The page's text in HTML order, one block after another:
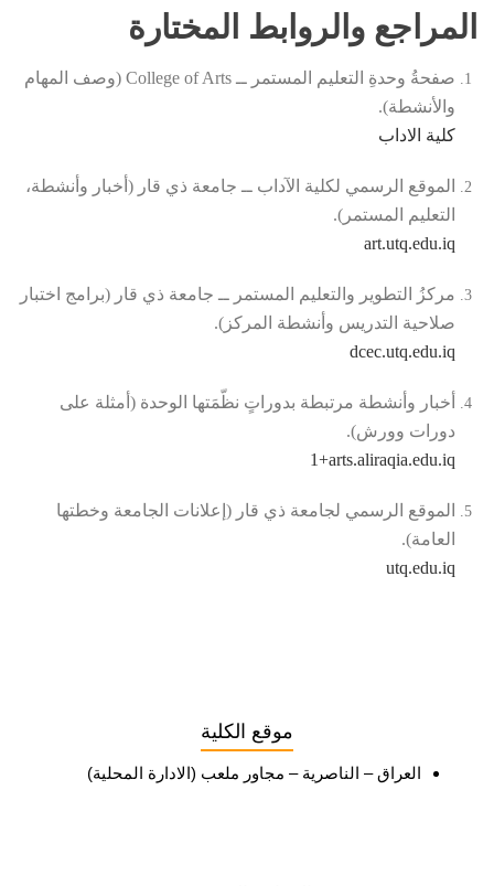
المراجع والروابط المختارة
صفحةُ وحدةِ التعليم المستمر ــ College of Arts (وصف المهام
والأنشطة).
كلية الاداب
الموقع الرسمي لكلية الآداب ــ جامعة ذي قار (أخبار وأنشطة،
التعليم المستمر).
art.utq.edu.iq
مركزُ التطوير والتعليم المستمر ــ جامعة ذي قار (برامج اختبار
صلاحية التدريس وأنشطة المركز).
dcec.utq.edu.iq
أخبار وأنشطة مرتبطة بدوراتٍ نظّمَتها الوحدة (أمثلة على
دورات وورش).
arts.aliraqia.edu.iq
+1
الموقع الرسمي لجامعة ذي قار (إعلانات الجامعة وخطتها
العامة).
utq.edu.iq
موقع الكلية
العراق – الناصرية – مجاور ملعب (الادارة المحلية)